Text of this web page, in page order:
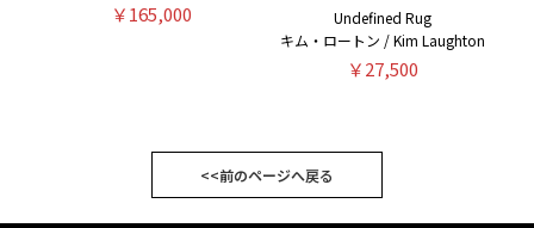
￥165,000
Undefined Rug
キム・ロートン / Kim Laughton
￥27,500
<<前のページへ戻る